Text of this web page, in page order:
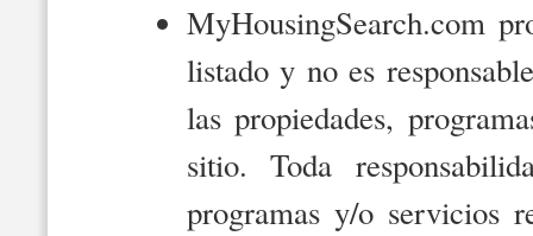
MyHousingSearch.com
listado y no es
las propiedades,
sitio. Toda
programas y/o servicios